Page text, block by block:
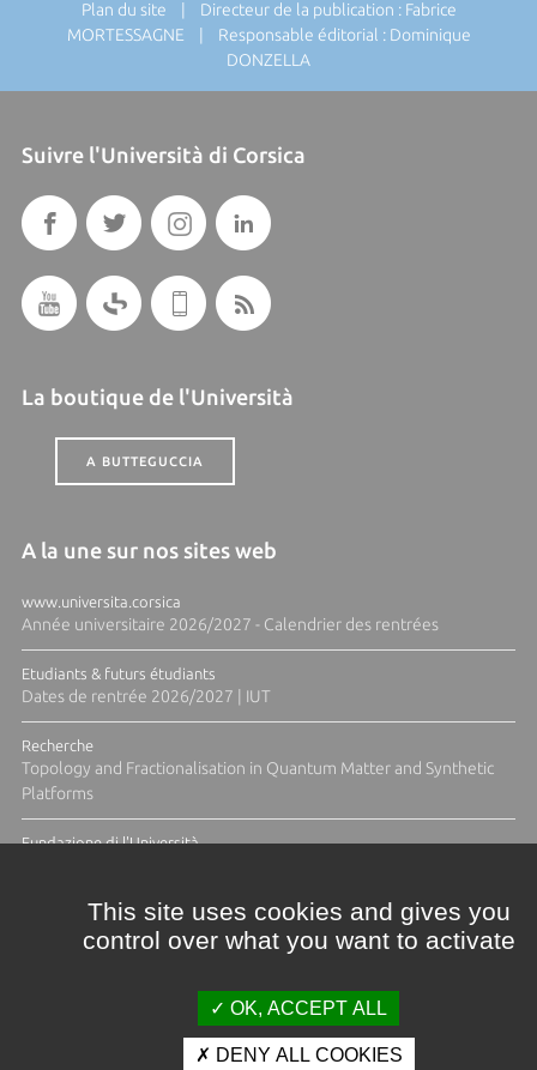
Plan du site | Directeur de la publication : Fabrice
MORTESSAGNE | Responsable éditorial : Dominique
DONZELLA
Suivre l'Università di Corsica
La boutique de l'Università
A BUTTEGUCCIA
A la une sur nos sites web
www.universita.corsica
Année universitaire 2026/2027 - Calendrier des rentrées
Etudiants & futurs étudiants
Dates de rentrée 2026/2027 | IUT
Recherche
Topology and Fractionalisation in Quantum Matter and Synthetic
Platforms
Fundazione di l'Università
This site uses cookies and gives you
control over what you want to activate
OK, ACCEPT ALL
DENY ALL COOKIES